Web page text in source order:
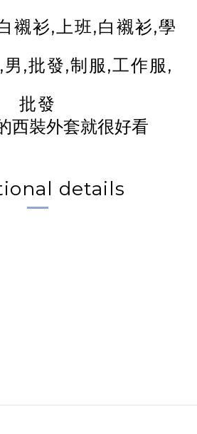
襯衫,上班,白襯衫,學
,批發,制服,工作服,
批發
西裝外套就很好看
details